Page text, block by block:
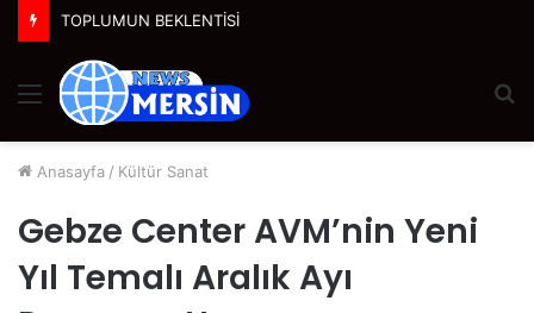
TOPLUMUN BEKLENTİSİ
Menü
Anasayfa / Kültür Sanat
Gebze Center AVM’nin Yeni
Yıl Temalı Aralık Ayı